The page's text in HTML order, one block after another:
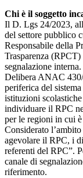
Chi è il soggetto
Il D. Lgs 24/2023,
del settore pubblico
Responsabile della
Trasparenza
segnalazione
Delibera ANAC
periferica del
istituzioni
individuare il RPC
per le regioni in cui
Considerato
agevolare il RPC, i
referenti del RPC”.
canale di
riferimento.